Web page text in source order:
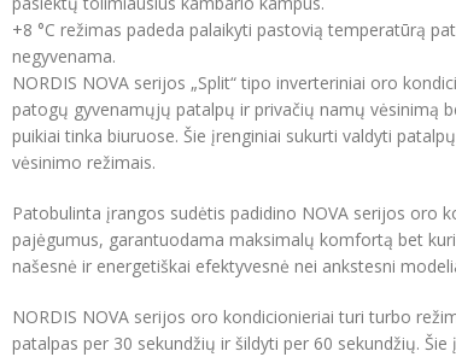
+8 °C režimas padeda palaikyti pastovią temperatūrą
negyvenama.
NORDIS NOVA serijos „Split“ tipo inverteriniai oro
patogų gyvenamųjų patalpų ir privačių namų vėsinimą
puikiai tinka biuruose. Šie įrenginiai sukurti valdyti
vėsinimo režimais.
Patobulinta įrangos sudėtis padidino NOVA serijos oro
pajėgumus, garantuodama maksimalų komfortą bet
našesnė ir energetiškai efektyvesnė nei ankstesni
NORDIS NOVA serijos oro kondicionieriai turi turbo
patalpas per 30 sekundžių ir šildyti per 60 sekundžių.